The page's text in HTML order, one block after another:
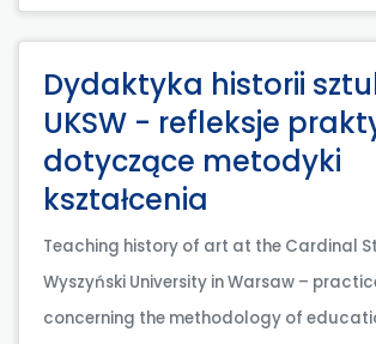
Dydaktyka historii
UKSW - refleksje
dotyczące metodyki
kształcenia
Teaching history of art at the Cardinal
Wyszyński University in Warsaw –
concerning the methodology of